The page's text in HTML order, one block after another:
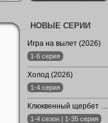
НОВЫЕ СЕРИИ
Игра на вылет (2026)
1-6 серия
Холод (2026)
1-4 серия
Клюквенный щербет (1-4 Сезон)
1-4 сезон | 1-35 серия